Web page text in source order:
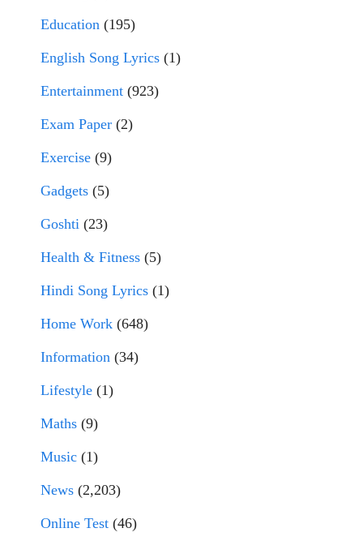
Education (195)
English Song Lyrics (1)
Entertainment (923)
Exam Paper (2)
Exercise (9)
Gadgets (5)
Goshti (23)
Health & Fitness (5)
Hindi Song Lyrics (1)
Home Work (648)
Information (34)
Lifestyle (1)
Maths (9)
Music (1)
News (2,203)
Online Test (46)